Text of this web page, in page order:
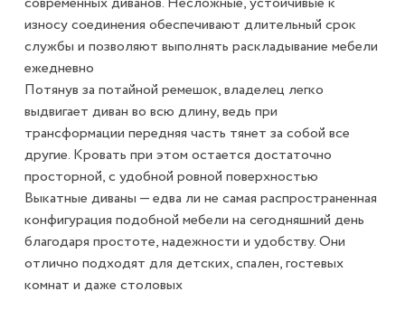
износу соединения обеспечивают длительный срок
службы и позволяют выполнять раскладывание мебели
ежедневно
Потянув за потайной ремешок, владелец легко
выдвигает диван во всю длину, ведь при
трансформации передняя часть тянет за собой все
другие. Кровать при этом остается достаточно
просторной, с удобной ровной поверхностью
Выкатные диваны — едва ли не самая распространенная
конфигурация подобной мебели на сегодняшний день
благодаря простоте, надежности и удобству. Они
отлично подходят для детских, спален, гостевых
комнат и даже столовых